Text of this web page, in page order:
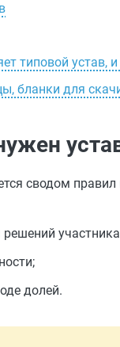
типовой устав,
бланки для
сводом
долей.